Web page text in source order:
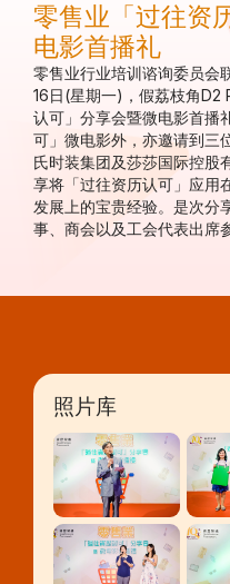
零售业「过往资
电影首播礼
零售业行业培训谘询委员会
16日(星期一)，假荔枝角D2
认可」分享会暨微电影首播
可」微电影外，亦邀请到三
氏时装集团及莎莎国际控股
享将「过往资历认可」应用
发展上的宝贵经验。是次分
事、商会以及工会代表出席
照片库